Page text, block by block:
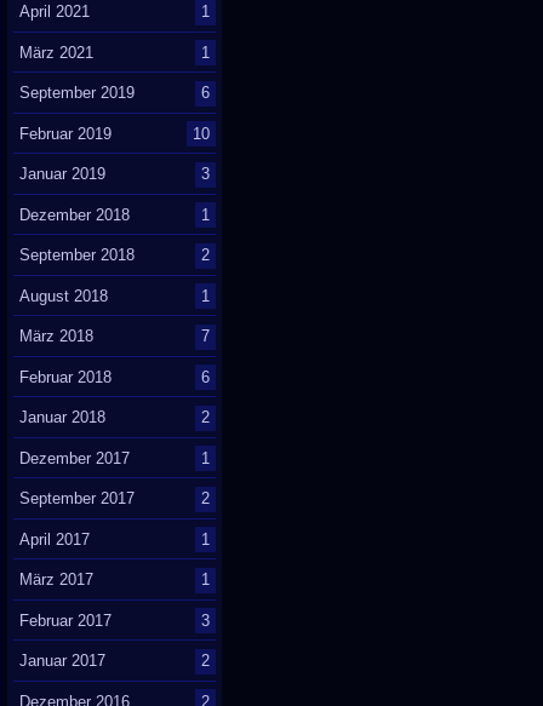
April 2021 1
März 2021 1
September 2019 6
Februar 2019 10
Januar 2019 3
Dezember 2018 1
September 2018 2
August 2018 1
März 2018 7
Februar 2018 6
Januar 2018 2
Dezember 2017 1
September 2017 2
April 2017 1
März 2017 1
Februar 2017 3
Januar 2017 2
Dezember 2016 2